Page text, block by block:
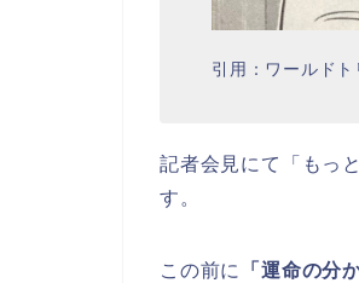
引用：ワールド
記者会見にて「もっ
す。
この前に
「運命の分